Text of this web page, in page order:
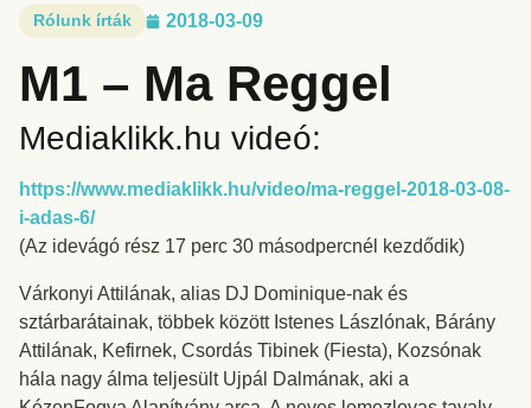
Rólunk írták 2018-03-09
M1 – Ma Reggel
Mediaklikk.hu videó:
https://www.mediaklikk.hu/video/ma-reggel-2018-03-08-
i-adas-6/
(Az idevágó rész 17 perc 30 másodpercnél kezdődik)
Várkonyi Attilának, alias DJ Dominique-nak és
sztárbarátainak, többek között Istenes Lászlónak, Bárány
Attilának, Kefirnek, Csordás Tibinek (Fiesta), Kozsónak
hála nagy álma teljesült Ujpál Dalmának, aki a